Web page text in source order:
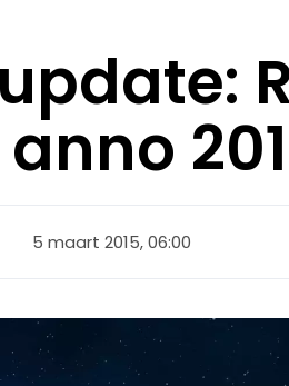
5 maart 2015, 06:00